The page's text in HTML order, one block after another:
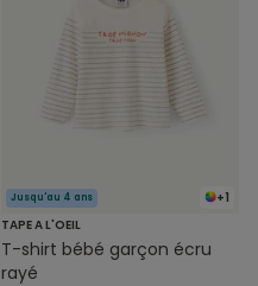
+1
Jusqu'au 4 ans
TAPE A L'OEIL
T-shirt bébé garçon écru
rayé